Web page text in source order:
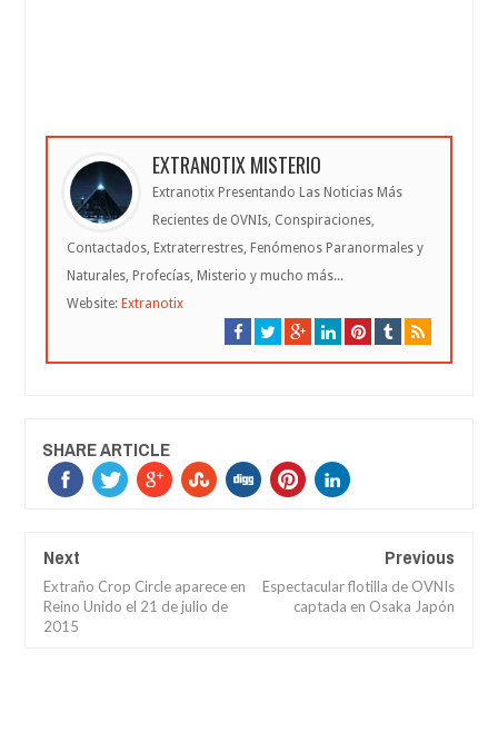
EXTRANOTIX MISTERIO
Extranotix Presentando Las Noticias Más
Recientes de OVNIs, Conspiraciones,
Contactados, Extraterrestres, Fenómenos Paranormales y
Naturales, Profecías, Misterio y mucho más...
Website: Extranotix
SHARE ARTICLE
Next
Extraño Crop Circle aparece en
Reino Unido el 21 de julio de
2015
Previous
Espectacular flotilla de OVNIs
captada en Osaka Japón